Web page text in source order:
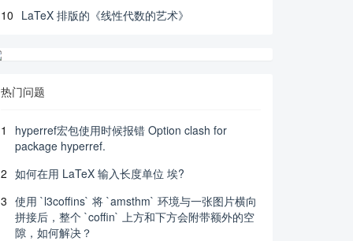
10 LaTeX 排版的《线性代数的艺术》
热门问题
1
hyperref宏包使用时候报错 Option clash for
package hyperref.
2 如何在用 LaTeX 输入长度单位 埃?
3 使用 `l3coffins` 将 `amsthm` 环境与一张图片横向
拼接后，整个 `coffin` 上方和下方会附带额外的空
隙，如何解决？